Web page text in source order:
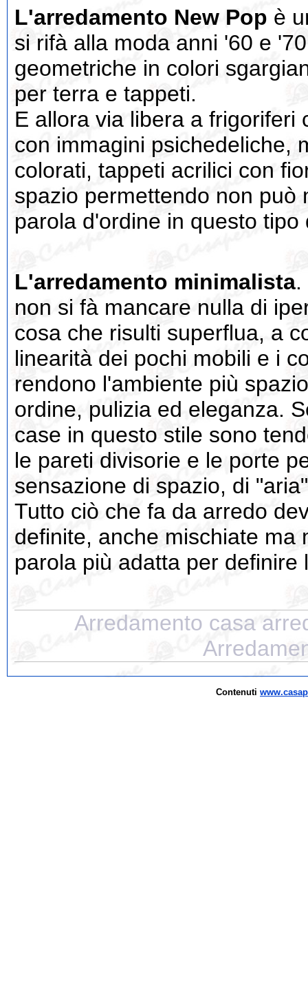
L'arredamento New Pop è
si rifà alla moda anni '60 e
geometriche in colori
per terra e tappeti.
E allora via libera a frigoriferi
con immagini psichedeliche,
colorati, tappeti acrilici con
spazio permettendo non può
parola d'ordine in questo
L'arredamento minimalista
non si fà mancare nulla di
cosa che risulti superflua, a
linearità dei pochi mobili e i
rendono l'ambiente più
ordine, pulizia ed eleganza.
case in questo stile sono
le pareti divisorie e le porte
sensazione di spazio, di
Tutto ciò che fa da arredo
definite, anche mischiate ma
parola più adatta per
Arredamento casa
Contenuti